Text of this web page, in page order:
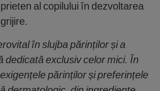
al copilului în dezvoltarea
în slujba părinților și a
dedicată exclusiv celor mici. În
părinților și preferințele